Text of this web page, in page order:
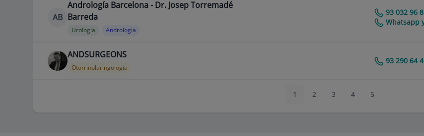
AB
Andrología Barcelona - Dr. Josep Torremadé
Barreda
Urología Andrología
93 032 96
Whatsapp
ANDSURGEONS
Otorrinolaringología
93 290 64
1 2 3 4 5